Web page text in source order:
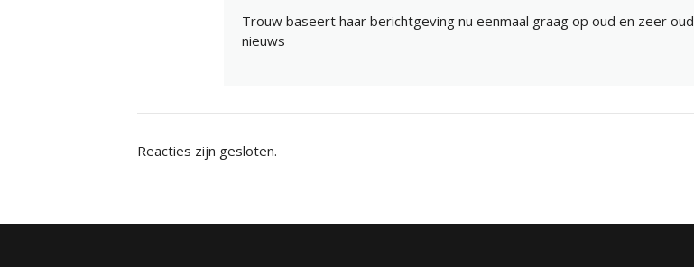
Trouw baseert haar berichtgeving nu eenmaal graag op oud en zeer oud
nieuws
Reacties zijn gesloten.